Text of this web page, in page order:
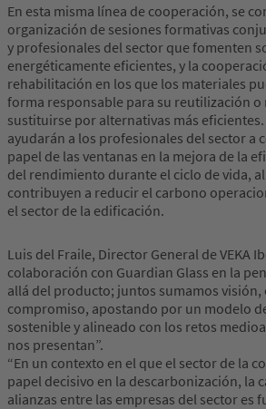
En esta misma línea de cooperación, se
organización de sesiones formativas
y profesionales del sector que fomenten
energéticamente eficientes, y la
rehabilitación en los que los materiales
forma responsable para su reutilización o
sustituirse por alternativas más
ayudarán a los profesionales del sector a
papel de las ventanas en la mejora de la
del rendimiento durante el ciclo de vida,
contribuyen a reducir el carbono
el sector de la edificación.
Luis del Fraile, Director General de VEKA
colaboración con Guardian Glass en la
allá del producto; juntos sumamos visión,
compromiso, apostando por un modelo
sostenible y alineado con los retos
nos presentan”.
“En un contexto en el que el sector de la
papel decisivo en la descarbonización, la
alianzas entre las empresas del sector es